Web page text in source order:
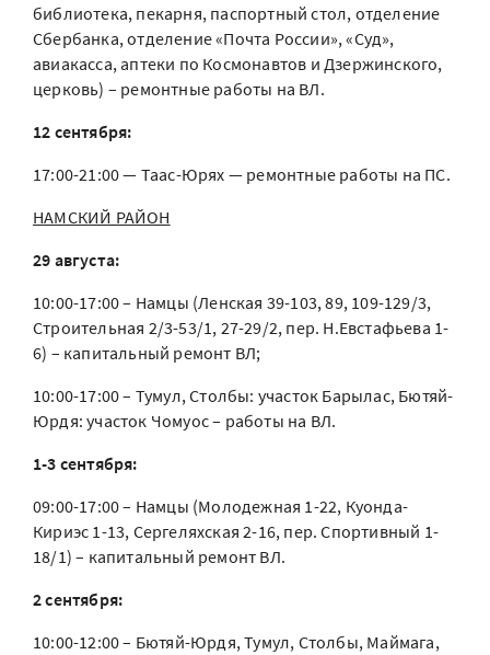
библиотека, пекарня, паспортный стол, отделение
Сбербанка, отделение «Почта России», «Суд»,
авиакасса, аптеки по Космонавтов и Дзержинского,
церковь) – ремонтные работы на ВЛ.
12 сентября:
17:00-21:00 — Таас-Юрях — ремонтные работы на ПС.
НАМСКИЙ РАЙОН
29 августа:
10:00-17:00 – Намцы (Ленская 39-103, 89, 109-129/3,
Строительная 2/3-53/1, 27-29/2, пер. Н.Евстафьева 1-
6) – капитальный ремонт ВЛ;
10:00-17:00 – Тумул, Столбы: участок Барылас, Бютяй-
Юрдя: участок Чомуос – работы на ВЛ.
1-3 сентября:
09:00-17:00 – Намцы (Молодежная 1-22, Куонда-
Кириэс 1-13, Сергеляхская 2-16, пер. Спортивный 1-
18/1) – капитальный ремонт ВЛ.
2 сентября:
10:00-12:00 – Бютяй-Юрдя, Тумул, Столбы, Маймага,